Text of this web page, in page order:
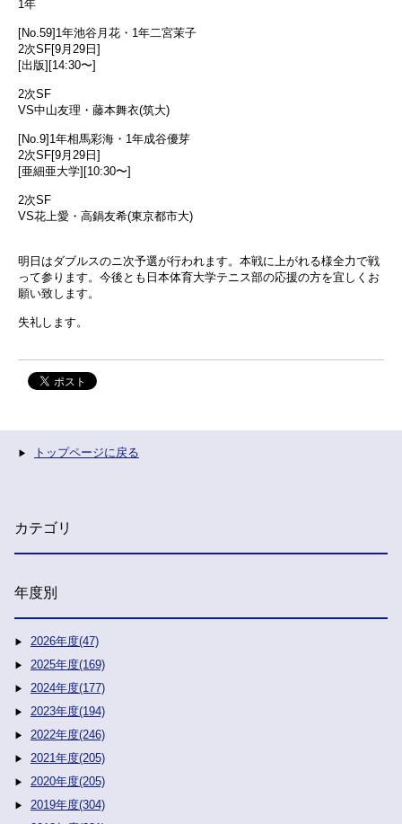
1年
[No.59]1年池谷月花・1年二宮茉子
2次SF[9月29日]
[出版][14:30〜]
2次SF
VS中山友理・藤本舞衣(筑大)
[No.9]1年相馬彩海・1年成谷優芽
2次SF[9月29日]
[亜細亜大学][10:30〜]
2次SF
VS花上愛・高鍋友希(東京都市大)
明日はダブルスのニ次予選が行われます。本戦に上がれる様全力で戦
って参ります。今後とも日本体育大学テニス部の応援の方を宜しくお
願い致します。
失礼します。
トップページに戻る
カテゴリ
年度別
2026年度(47)
2025年度(169)
2024年度(177)
2023年度(194)
2022年度(246)
2021年度(205)
2020年度(205)
2019年度(304)